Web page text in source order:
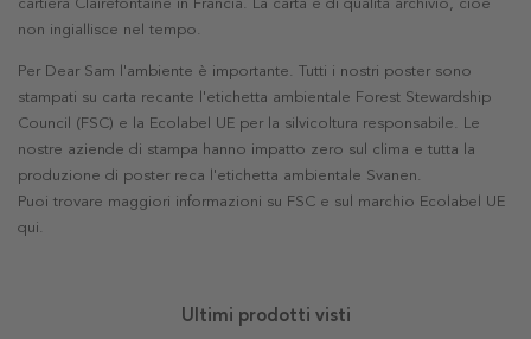
non ingiallisce nel tempo.
Per Dear Sam l'ambiente è importante. Tutti i nostri poster sono
stampati su carta recante l'etichetta ambientale Forest Stewardship
Council (FSC) e la Ecolabel UE per la silvicoltura responsabile. Le
nostre aziende di stampa hanno impatto zero sul clima e tutta la
produzione di poster reca l'etichetta ambientale Svanen.
Puoi trovare maggiori informazioni su FSC e sul marchio Ecolabel UE
qui.
Ultimi prodotti visti